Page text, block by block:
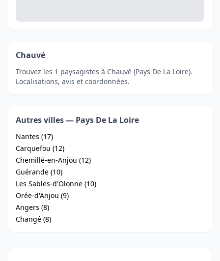
Chauvé
Trouvez les 1 paysagistes à Chauvé (Pays De La Loire).
Localisations, avis et coordonnées.
Autres villes — Pays De La Loire
Nantes (17)
Carquefou (12)
Chemillé-en-Anjou (12)
Guérande (10)
Les Sables-d'Olonne (10)
Orée-d'Anjou (9)
Angers (8)
Changé (8)